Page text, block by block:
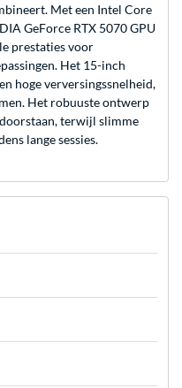
Met een Intel Core
GeForce RTX 5070 GPU
prestaties voor
Het 15-inch
hoge verversingssnelheid,
Het robuuste ontwerp
terwijl slimme
lange sessies.